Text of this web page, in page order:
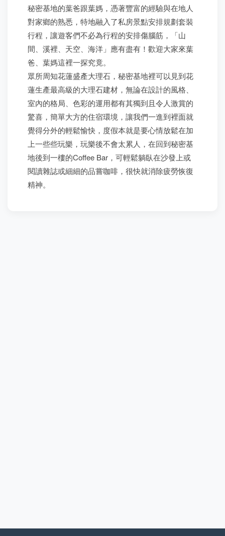
秘密基地的葉爸跟葉媽，憑著豐富的經驗與在地人
對家鄉的熟悉，特地融入了私房景點安排規劃套裝
行程，讓遊客們不必為行程的安排傷腦筋，「山
間、溪裡、天空、海洋」應有盡有！歡迎大家來葉
爸、葉媽這裡一探究竟。
眾所周知花蓮盛產大理石，秘密基地裡可以見到花
蓮生產最高級的大理石建材，無論在設計的風格、
室內的格局、色彩的運用都有其獨到且令人激賞的
驚喜，簡單大方的住宿環境，讓我們一進到裡面就
覺得分外的輕鬆愉快，度假本就是要心情放鬆在加
上一些些玩樂，玩樂後不會太累人，在回到秘密基
地後到一樓的Coffee Bar，可輕鬆躺臥在沙發上或
閱讀雜誌或細細的品嘗咖啡，很快就消除疲勞恢復
精神。